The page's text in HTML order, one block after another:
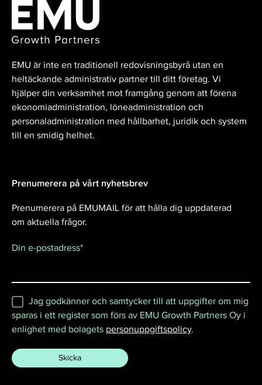
EMU är inte en traditionell redovisningsbyrå utan en
heltäckande administrativ partner till ditt företag. Vi
hjälper din verksamhet mot framgång genom att förena
ekonomiadministration, löneadministration och
personaladministration med hållbarhet, juridik och system
till en smidig helhet.
Prenumerera på vårt nyhetsbrev
Prenumerera på EMUMAIL för att hålla dig uppdaterad
om aktuella frågor.
Din e-postadress*
Jag godkänner och samtycker till att uppgifter om mig
sparas i ett register som förs av EMU Growth Partners Oy i
enlighet med bolagets personuppgiftspolicy.